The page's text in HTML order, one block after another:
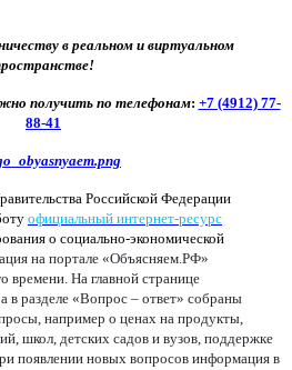
в реальном и виртуальном
получить по телефонам: +7 (4912) 77-
88-41
Российской Федерации
официальный интернет-ресурс
о социально-экономической
на портале «Объясняем.РФ»
времени. На главной странице
в разделе «Вопрос – ответ» собраны
например о ценах на продукты,
школ, детских садов и вузов, поддержке
появлении новых вопросов информация в